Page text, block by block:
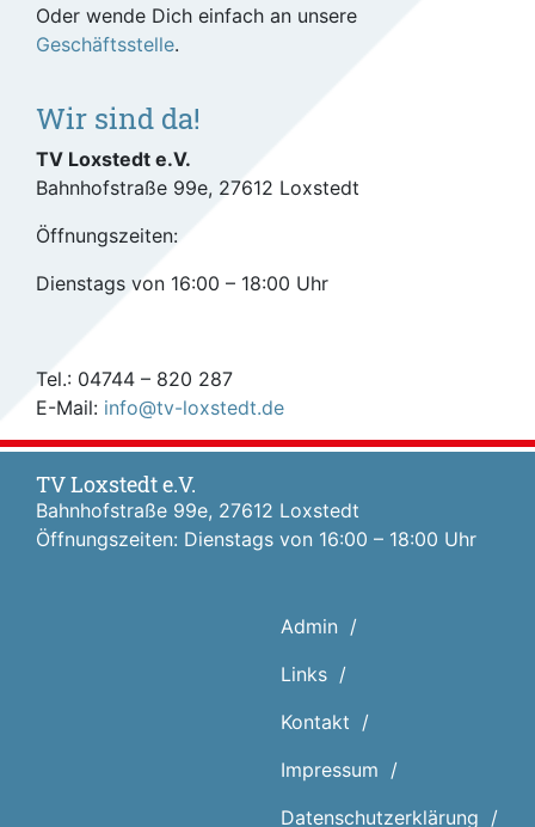
Oder wende Dich einfach an unsere
Geschäftsstelle.
Wir sind da!
TV Loxstedt e.V.
Bahnhofstraße 99e, 27612 Loxstedt
Öffnungszeiten:
Dienstags von 16:00 – 18:00 Uhr
Tel.: 04744 – 820 287
E-Mail: info@tv-loxstedt.de
TV Loxstedt e.V.
Bahnhofstraße 99e, 27612 Loxstedt
Öffnungszeiten: Dienstags von 16:00 – 18:00 Uhr
Admin
Links
Kontakt
Impressum
Datenschutz­erklärung